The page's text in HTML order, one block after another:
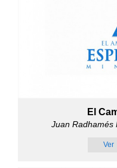
El
Juan Radhamés
Ver